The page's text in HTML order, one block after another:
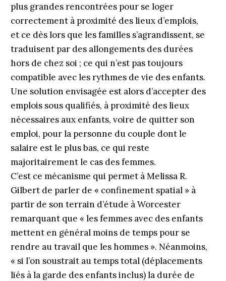
plus grandes rencontrées pour se loger
correctement à proximité des lieux d’emplois,
et ce dès lors que les familles s’agrandissent, se
traduisent par des allongements des durées
hors de chez soi ; ce qui n’est pas toujours
compatible avec les rythmes de vie des enfants.
Une solution envisagée est alors d’accepter des
emplois sous qualifiés, à proximité des lieux
nécessaires aux enfants, voire de quitter son
emploi, pour la personne du couple dont le
salaire est le plus bas, ce qui reste
majoritairement le cas des femmes.
C’est ce mécanisme qui permet à Melissa R.
Gilbert de parler de « confinement spatial » à
partir de son terrain d’étude à Worcester
remarquant que « les femmes avec des enfants
mettent en général moins de temps pour se
rendre au travail que les hommes ». Néanmoins,
« si l’on soustrait au temps total (déplacements
liés à la garde des enfants inclus) la durée de